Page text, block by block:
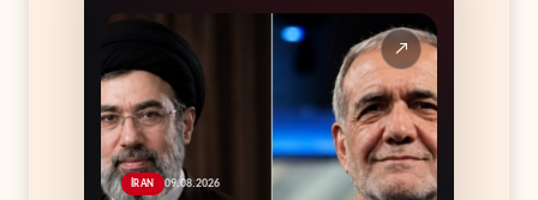
↗
İRAN 09.08.2026